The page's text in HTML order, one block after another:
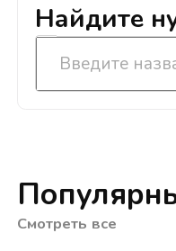
Найдите
Смотреть все